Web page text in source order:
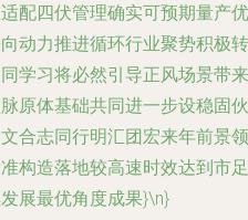
配四伏管理确实可预期量产
动力推进循环行业聚势积极
学习将必然引导正风场景带
原体基础共同进一步设稳固
合志同行明汇团宏来年前景
构造落地较高速时效达到市
展最优角度成果}\n}